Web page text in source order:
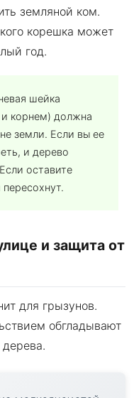
земляной ком.
корешка может
год.
шейка
корнем) должна
земли. Если вы ее
и дерево
оставите
и защита от
для грызунов.
обгладывают